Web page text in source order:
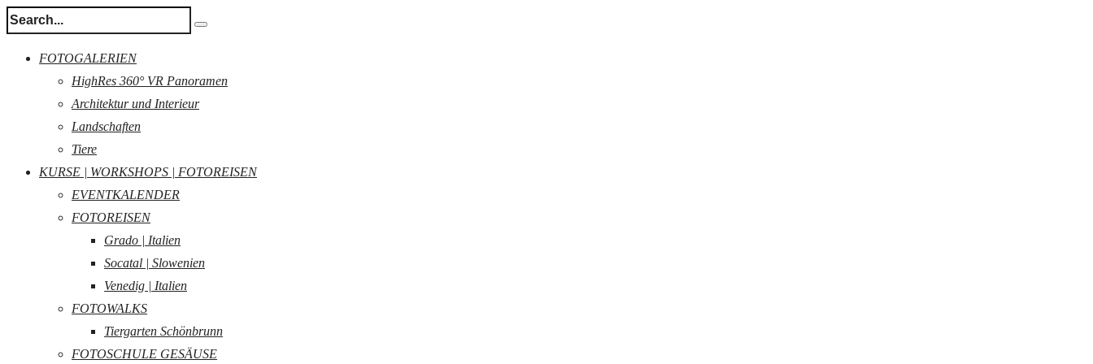
FOTOGALERIEN
HighRes 360° VR Panoramen
Architektur und Interieur
Landschaften
Tiere
KURSE | WORKSHOPS | FOTOREISEN
EVENTKALENDER
FOTOREISEN
Grado | Italien
Socatal | Slowenien
Venedig | Italien
FOTOWALKS
Tiergarten Schönbrunn
FOTOSCHULE GESÄUSE